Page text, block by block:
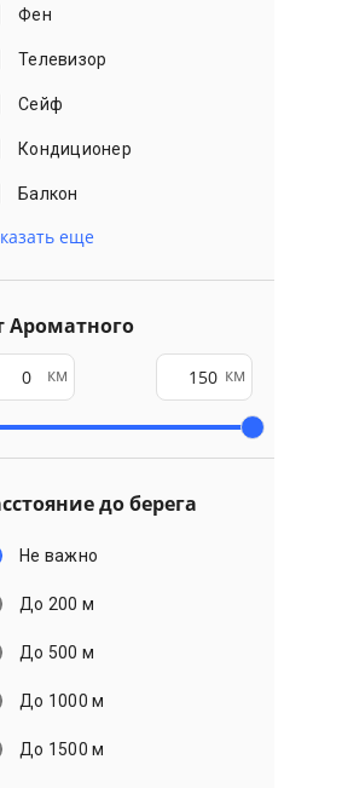
Фен
Телевизор
Сейф
Кондиционер
Балкон
еще
Ароматного
км км
до берега
Не важно
До 200 м
До 500 м
До 1000 м
До 1500 м